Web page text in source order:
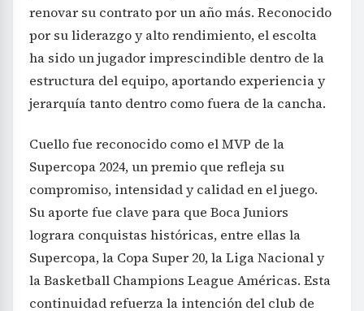
renovar su contrato por un año más. Reconocido
por su liderazgo y alto rendimiento, el escolta
ha sido un jugador imprescindible dentro de la
estructura del equipo, aportando experiencia y
jerarquía tanto dentro como fuera de la cancha.
Cuello fue reconocido como el MVP de la
Supercopa 2024, un premio que refleja su
compromiso, intensidad y calidad en el juego.
Su aporte fue clave para que Boca Juniors
lograra conquistas históricas, entre ellas la
Supercopa, la Copa Super 20, la Liga Nacional y
la Basketball Champions League Américas. Esta
continuidad refuerza la intención del club de